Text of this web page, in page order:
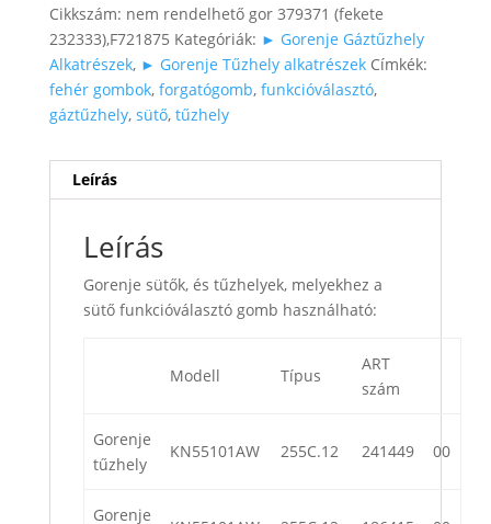
Cikkszám: nem rendelhető gor 379371 (fekete
232333),F721875 Kategóriák: ► Gorenje Gáztűzhely
Alkatrészek, ► Gorenje Tűzhely alkatrészek Címkék:
fehér gombok, forgatógomb, funkcióválasztó,
gáztűzhely, sütő, tűzhely
Leírás
Leírás
Gorenje sütők, és tűzhelyek, melyekhez a
sütő funkcióválasztó gomb használható:
Modell Típus
ART
szám
Gorenje
tűzhely
KN55101AW 255C.12 241449 00
Gorenje